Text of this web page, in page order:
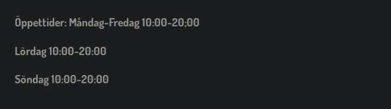
Öppettider: Måndag-Fredag 10:00-20;00
Lördag 10:00-20:00
Söndag 10:00-20:00